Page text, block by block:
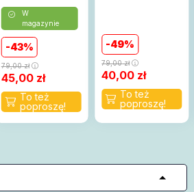
(Aktywacja
online)
W
magazynie
43
79,00zł
45,00zł
49
79,00zł
40,00 zł